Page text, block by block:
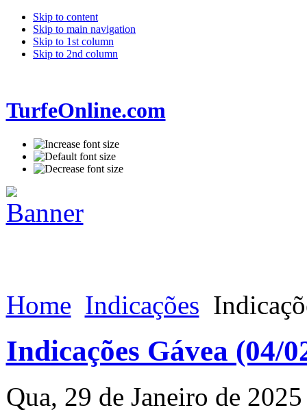
Skip to content
Skip to main navigation
Skip to 1st column
Skip to 2nd column
TurfeOnline.com
Home Indicações
Indicações Gávea (04/
Qua, 29 de Janeiro de